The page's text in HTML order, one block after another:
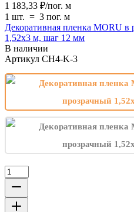
1 183,33 ₽/пог. м
1 шт. = 3 пог. м
Декоративная пленка MORU в
1,52х3 м, шаг 12 мм
В наличии
Артикул CH4-K-3